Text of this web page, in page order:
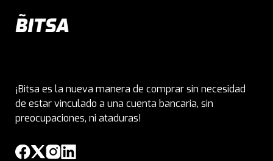
¡Bitsa es la nueva manera de comprar sin necesidad
de estar vinculado a una cuenta bancaria, sin
preocupaciones, ni ataduras!